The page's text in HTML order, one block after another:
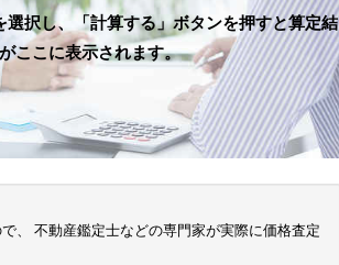
選択し、「計算する」ボタンを押すと算定結
ここに表示されます。
、 不動産鑑定士などの専門家が実際に価格査定